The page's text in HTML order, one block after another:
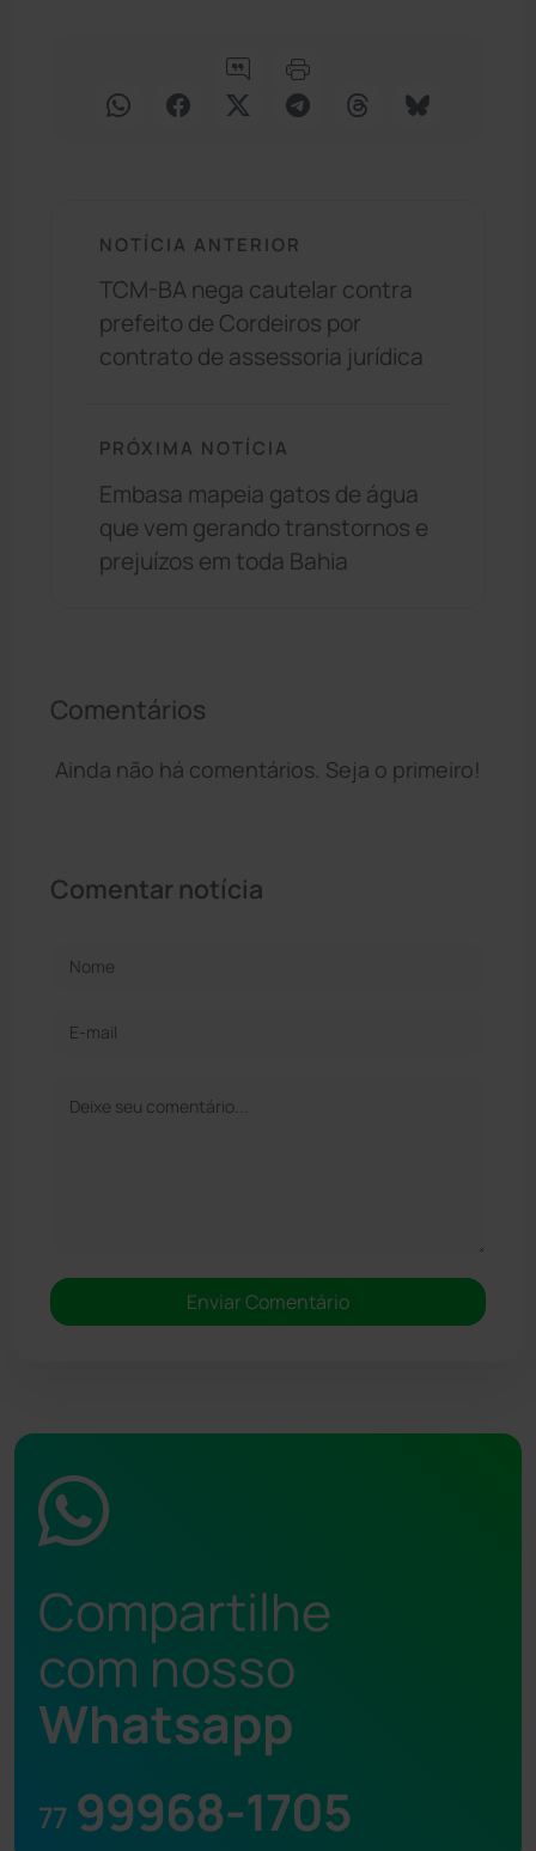
NOTÍCIA ANTERIOR
TCM-BA nega cautelar contra
prefeito de Cordeiros por
contrato de assessoria jurídica
PRÓXIMA NOTÍCIA
Embasa mapeia gatos de água
que vem gerando transtornos e
prejuízos em toda Bahia
Comentários
Ainda não há comentários. Seja o primeiro!
Comentar notícia
Compartilhe
com nosso
Whatsapp
77 99968-1705